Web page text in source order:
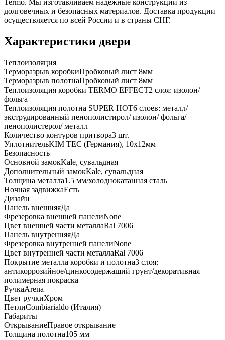
долговечных и безопасных материалов. Доставка продукции
осуществляется по всей России и в страны СНГ.
Характеристики двери
Теплоизоляция
Терморазрыв коробкиПробковый лист 8мм
Терморазрыв полотнаПробковый лист 8мм
Теплоизоляция коробки TERMO EFFECT2 слоя: изолон/
фольга
Теплоизоляция полотна SUPER НОТ6 слоев: металл/
экструдированный пенополистирол/ изолон/ фольга/
пенополистерол/ металл
Количество контуров притвора3 шт.
УплотнительKIM ТЕС (Германия), 10x12мм
Безопасность
Основной замокKale, сувальдная
Дополнительный замокKale, сувальдная
Толщина металла1.5 мм/холоднокатанная сталь
Ночная задвижкаЕсть
Дизайн
Панель внешняяДа
Фрезеровка внешней панелиNone
Цвет внешней части металлаRal 7006
Панель внутренняяДа
Фрезеровка внутренней панелиNone
Цвет внутренней части металлаRal 7006
Покрытие металла коробки и полотна3 слоя:
антикоррозийное/цинкосодержащий грунт/декоративная
полимерная покраска
РучкаArena
Цвет ручкиХром
ПетлиCombiarialdo (Италия)
Габариты
ОткрываниеПравое открывание
Толщина полотна105 мм